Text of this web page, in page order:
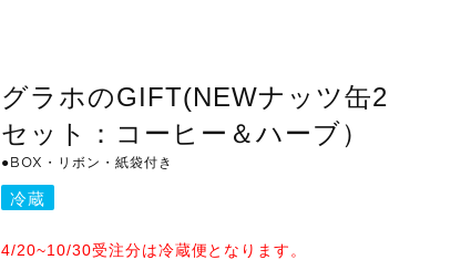
グラホのGIFT(NEWナッツ缶2
セット：コーヒー＆ハーブ）
●BOX・リボン・紙袋付き
冷蔵
4/20~10/30受注分は冷蔵便となります。